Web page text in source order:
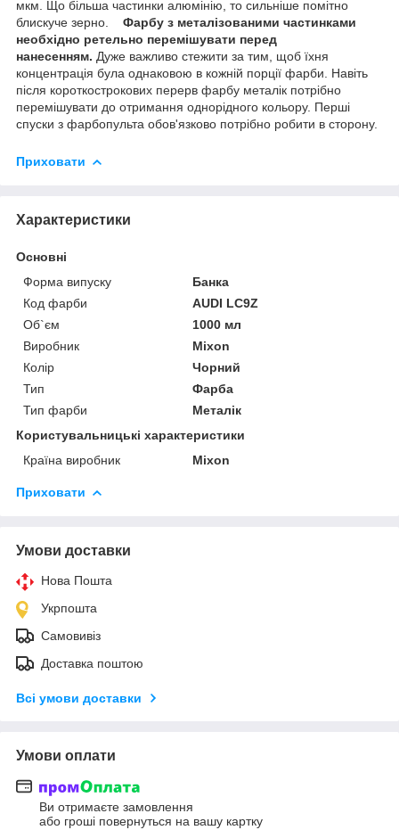
мкм. Що більша частинки алюмінію, то сильніше помітно
блискуче зерно. Фарбу з металізованими частинками
необхідно ретельно перемішувати перед
нанесенням. Дуже важливо стежити за тим, щоб їхня
концентрація була однаковою в кожній порції фарби. Навіть
після короткострокових перерв фарбу металік потрібно
перемішувати до отримання однорідного кольору. Перші
спуски з фарбопульта обов'язково потрібно робити в сторону.
Приховати
Характеристики
Основні
Форма випуску
Банка
Код фарби
AUDI LC9Z
Об`єм
1000 мл
Виробник
Mixon
Колір
Чорний
Тип
Фарба
Тип фарби
Металік
Користувальницькі характеристики
Країна виробник
Mixon
Приховати
Умови доставки
Нова Пошта
Укрпошта
Самовивіз
Доставка поштою
Всі умови доставки
Умови оплати
Ви отримаєте замовлення
або гроші повернуться на вашу картку